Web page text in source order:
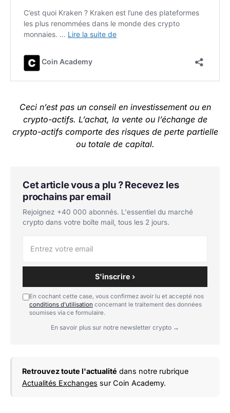
Ceci n’est pas un conseil en investissement ou en
crypto-actifs. L’achat, la vente ou l’échange de
crypto-actifs comporte des risques de perte partielle
ou totale de capital.
Cet article vous a plu ? Recevez les
prochains par email
Rejoignez +40 000 abonnés. L'essentiel du marché
crypto dans votre boîte mail, tous les 2 jours.
S'inscrire ›
En cochant cette case, vous confirmez avoir lu et accepté nos
conditions d'utilisation concernant le traitement des données
soumises via ce formulaire.
En savoir plus sur notre newsletter crypto →
Retrouvez toute l'actualité dans notre rubrique
Actualités Exchanges sur Coin Academy.